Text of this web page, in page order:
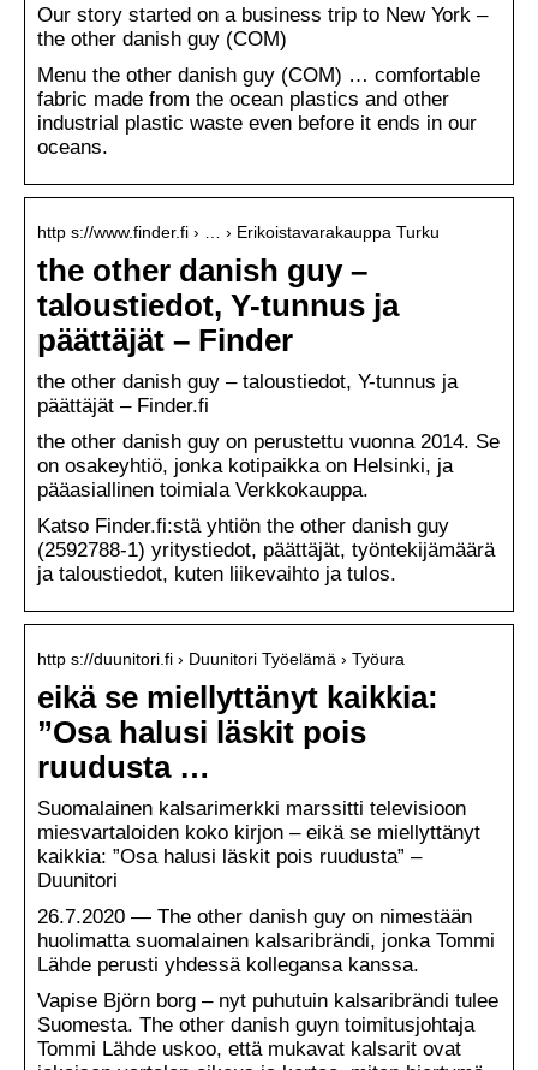
Our story started on a business trip to New York –
the other danish guy (COM)
Menu the other danish guy (COM) … comfortable
fabric made from the ocean plastics and other
industrial plastic waste even before it ends in our
oceans.
http s://www.finder.fi › … › Erikoistavarakauppa Turku
the other danish guy –
taloustiedot, Y-tunnus ja
päättäjät – Finder
the other danish guy – taloustiedot, Y-tunnus ja
päättäjät – Finder.fi
the other danish guy on perustettu vuonna 2014. Se
on osakeyhtiö, jonka kotipaikka on Helsinki, ja
pääasiallinen toimiala Verkkokauppa.
Katso Finder.fi:stä yhtiön the other danish guy
(2592788-1) yritystiedot, päättäjät, työntekijämäärä
ja taloustiedot, kuten liikevaihto ja tulos.
http s://duunitori.fi › Duunitori Työelämä › Työura
eikä se miellyttänyt kaikkia:
”Osa halusi läskit pois
ruudusta …
Suomalainen kalsarimerkki marssitti televisioon
miesvartaloiden koko kirjon – eikä se miellyttänyt
kaikkia: ”Osa halusi läskit pois ruudusta” –
Duunitori
26.7.2020 — The other danish guy on nimestään
huolimatta suomalainen kalsaribrändi, jonka Tommi
Lähde perusti yhdessä kollegansa kanssa.
Vapise Björn borg – nyt puhutuin kalsaribrändi tulee
Suomesta. The other danish guyn toimitusjohtaja
Tommi Lähde uskoo, että mukavat kalsarit ovat